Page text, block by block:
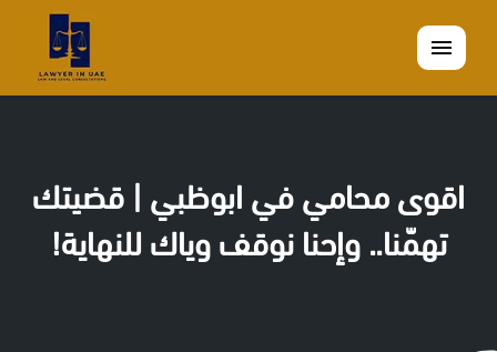
القائمة
اقوى محامي في ابوظبي | قضيتك
تهمّنا.. وإحنا نوقف وياك للنهاية!